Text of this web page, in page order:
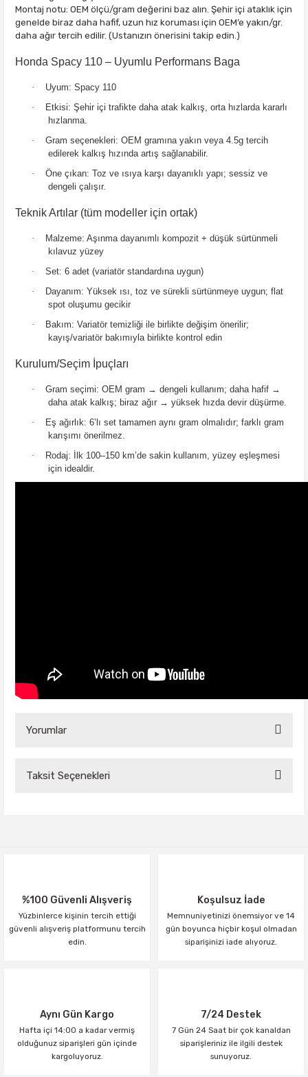
Montaj notu: OEM ölçü/gram değerini baz alın. Şehir içi ataklık için
genelde biraz daha hafif, uzun hız koruması için OEM’e yakın/gr.
daha ağır tercih edilir. (Ustanızın önerisini takip edin.)
Honda Spacy 110 – Uyumlu Performans Baga
· Uyum: Spacy 110
·
Etkisi: Şehir içi trafikte daha atak kalkış, orta hızlarda kararlı
hızlanma.
·
Gram seçenekleri: OEM gramına yakın veya 4.5g tercih
edilerek kalkış hızında artış sağlanabilir.
·
Öne çıkan: Toz ve ısıya karşı dayanıklı yapı; sessiz ve
dengeli çalışır.
Teknik Artılar (tüm modeller için ortak)
· Malzeme: Aşınma dayanımlı kompozit + düşük sürtünmeli
kılavuz yüzey
·
Set: 6 adet (variatör standardına uygun)
·
Dayanım: Yüksek ısı, toz ve sürekli sürtünmeye uygun; flat
spot oluşumu gecikir
·
Bakım: Variatör temizliği ile birlikte değişim önerilir;
kayış/variatör bakımıyla birlikte kontrol edin
Kurulum/Seçim İpuçları
· Gram seçimi: OEM gram → dengeli kullanım; daha hafif →
daha atak kalkış; biraz ağır → yüksek hızda devir düşürme.
·
Eş ağırlık: 6’lı set tamamen aynı gram olmalıdır; farklı gram
karışımı önerilmez.
·
Rodaj: İlk 100–150 km’de sakin kullanım, yüzey eşleşmesi
için idealdir.
Yorumlar
Taksit Seçenekleri
%100 Güvenli Alışveriş
Yüzbinlerce kişinin tercih ettiği
güvenli alışveriş platformunu tercih
edin.
Koşulsuz İade
Memnuniyetinizi önemsiyor ve 14
gün boyunca hiçbir koşul olmadan
siparişinizi iade alıyoruz.
Aynı Gün Kargo
Hafta içi 14:00 a kadar vermiş
olduğunuz siparişleri gün içinde
kargoluyoruz.
7/24 Destek
7 Gün 24 Saat bir çok kanaldan
siparişleriniz ile ilgili destek
sunuyoruz.